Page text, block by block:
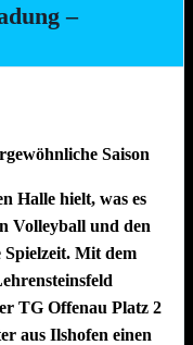
–
Saison
Halle hielt, was es
Volleyball und den
Mit dem
TG Offenau Platz 2
aus Ilshofen einen